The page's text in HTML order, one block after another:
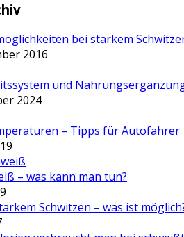
bei starkem
2016
und
2024
– Tipps für Autofahrer
– was kann man tun?
Schwitzen – was ist